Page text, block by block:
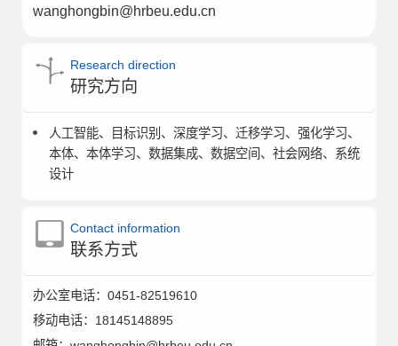
wanghongbin@hrbeu.edu.cn
Research direction
研究方向
人工智能、目标识别、深度学习、迁移学习、强化学习、
本体、本体学习、数据集成、数据空间、社会网络、系统
设计
Contact information
联系方式
办公室电话： 0451-82519610
移动电话： 18145148895